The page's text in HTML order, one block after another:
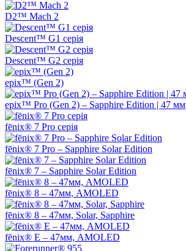
D2™ Mach 2
Descent™ G1 серія
Descent™ G2 серія
epix™ (Gen 2)
epix™ Pro (Gen 2) – Sapphire Edition | 47 мм
fēnix® 7 Pro серія
fēnix® 7 Pro – Sapphire Solar Edition
fēnix® 7 – Sapphire Solar Edition
fēnix® 8 – 47мм, AMOLED
fēnix® 8 – 47мм, Solar, Sapphire
fēnix® E – 47мм, AMOLED